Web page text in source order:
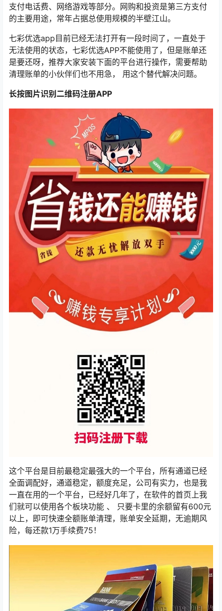
支付电话费、网络游戏等部分。网购和投资是第三方支付
的主要用途，常年占据总使用规模的半壁江山。
七彩优选app目前已经无法打开有一段时间了，一直处于
无法使用的状态，七彩优选APP不能使用了，但是账单还
是要还呀，推荐大家安装下面的平台进行操作，需要帮助
清理账单的小伙伴们也不用急， 用这个替代解决问题。
长按图片识别二维码注册APP
这个平台是目前最稳定最强大的一个平台，所有通道已经
全面调配好，通道稳定，额度充足，公司有实力，也是我
一直在用的一个平台，已经好几年了，在软件的首页上我
们就可以使用各个板块功能 、 ​​​​​​​只要卡里的余额留有600元
以上，即可快速全额账单清理，账单安全延期，无逾期风
险，每还款1万手续费75！